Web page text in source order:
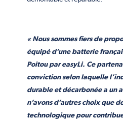
« Nous sommes fiers de
équipé d’une batterie
Poitou par easyLi. Ce
conviction selon laquelle
durable et décarbonée a un
n’avons d’autres choix que
technologique pour